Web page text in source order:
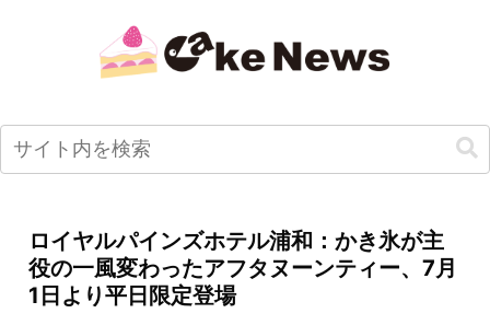
ロイヤルパインズホテル浦和：かき氷が主
役の一風変わったアフタヌーンティー、7月
1日より平日限定登場